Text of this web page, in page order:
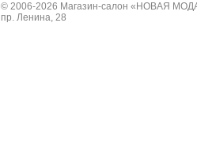
© 2006-2026 Магазин-салон «НОВАЯ
пр. Ленина, 28